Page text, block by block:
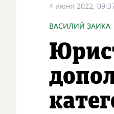
4 июня 2022,
ВАСИЛИЙ ЗАИКА